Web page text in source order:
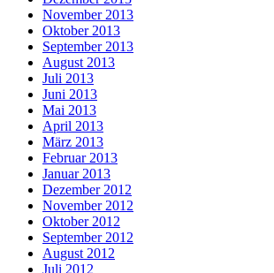
November 2013
Oktober 2013
September 2013
August 2013
Juli 2013
Juni 2013
Mai 2013
April 2013
März 2013
Februar 2013
Januar 2013
Dezember 2012
November 2012
Oktober 2012
September 2012
August 2012
Juli 2012